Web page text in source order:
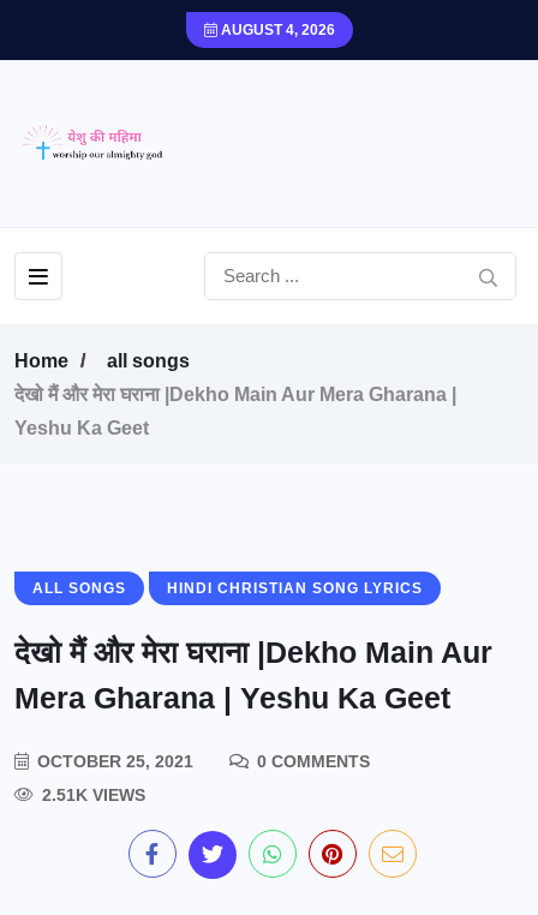
AUGUST 4, 2026
Home
all songs
देखो मैं और मेरा घराना |Dekho Main Aur Mera Gharana |
Yeshu Ka Geet
ALL SONGS HINDI CHRISTIAN SONG LYRICS
देखो मैं और मेरा घराना |Dekho Main Aur
Mera Gharana | Yeshu Ka Geet
OCTOBER 25, 2021
0 COMMENTS
2.51K VIEWS